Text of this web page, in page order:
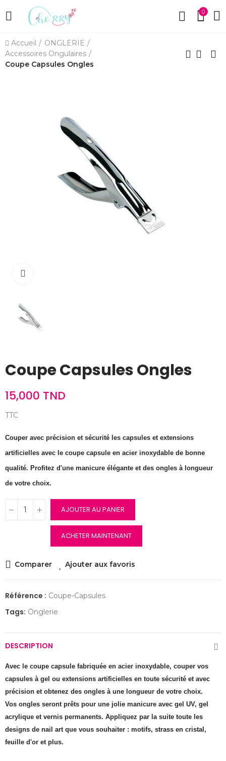
0
Accueil
ONGLERIE
Accessoires Ongulaires
Coupe Capsules Ongles
Coupe Capsules Ongles
15,000 TND
TTC
Couper avec précision et sécurité les capsules et extensions
artificielles avec le coupe capsule en acier inoxydable de bonne
qualité. Profitez d'une manicure élégante et des ongles à longueur
de votre choix.
AJOUTER AU PANIER
ACHETER MAINTENANT
Comparer Ajouter aux favoris
Référence : Coupe-Capsules
Tags: Onglerie
DESCRIPTION
Avec le coupe capsule fabriquée en acier inoxydable, couper vos
capsules à gel ou extensions artificielles en toute sécurité et avec
précision et obtenez des ongles à une longueur de votre choix.
Vos ongles seront prêts pour une jolie manicure avec gel UV, gel
acrylique et vernis permanents. Appliquez par la suite toute les
designs de nail art que vous souhaiter : motifs, strass en cristal,
feuille d'or et plus.